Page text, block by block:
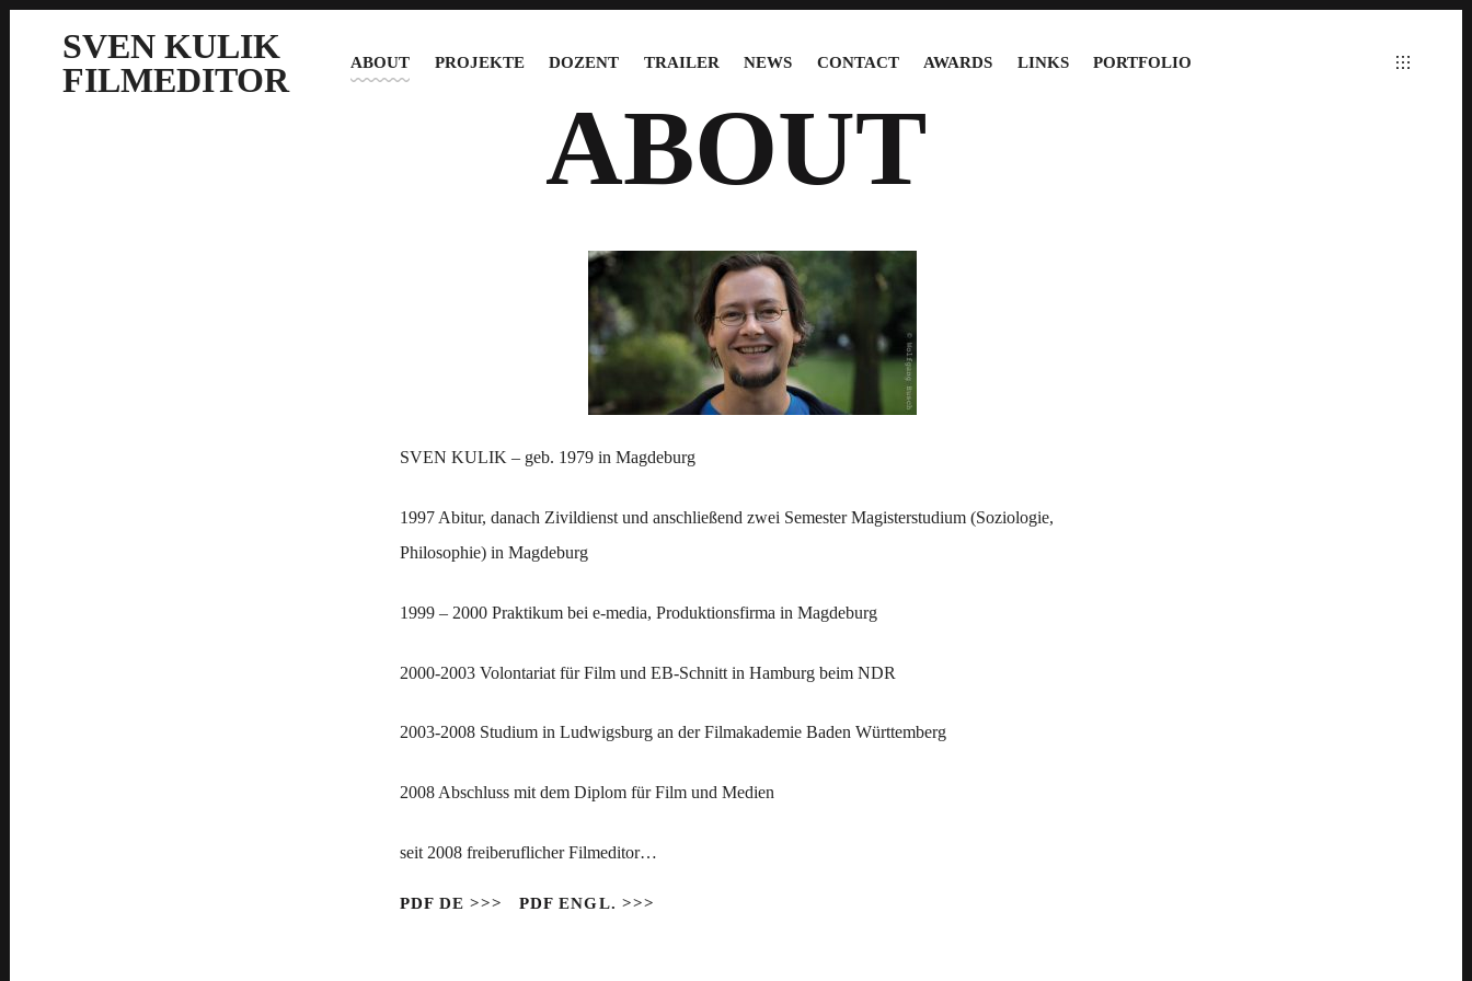
SVEN KULIK
FILMEDITOR
ABOUT PROJEKTE DOZENT TRAILER NEWS CONTACT AWARDS LINKS PORTFOLIO
ABOUT
SVEN KULIK – geb. 1979 in Magdeburg
1997 Abitur, danach Zivildienst und anschließend zwei Semester Magisterstudium (Soziologie,
Philosophie) in Magdeburg
1999 – 2000 Praktikum bei e-media, Produktionsfirma in Magdeburg
2000-2003 Volontariat für Film und EB-Schnitt in Hamburg beim NDR
2003-2008 Studium in Ludwigsburg an der Filmakademie Baden Württemberg
2008 Abschluss mit dem Diplom für Film und Medien
seit 2008 freiberuflicher Filmeditor…
PDF DE >>> PDFENGL. >>>